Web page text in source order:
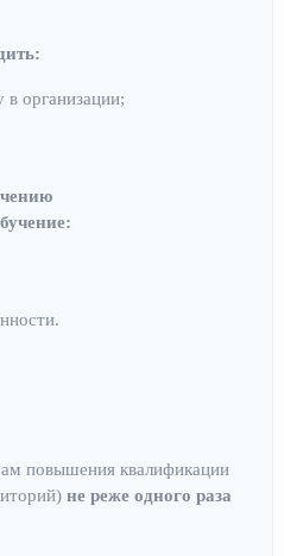
в организации;
повышения квалификации
не реже одного раза